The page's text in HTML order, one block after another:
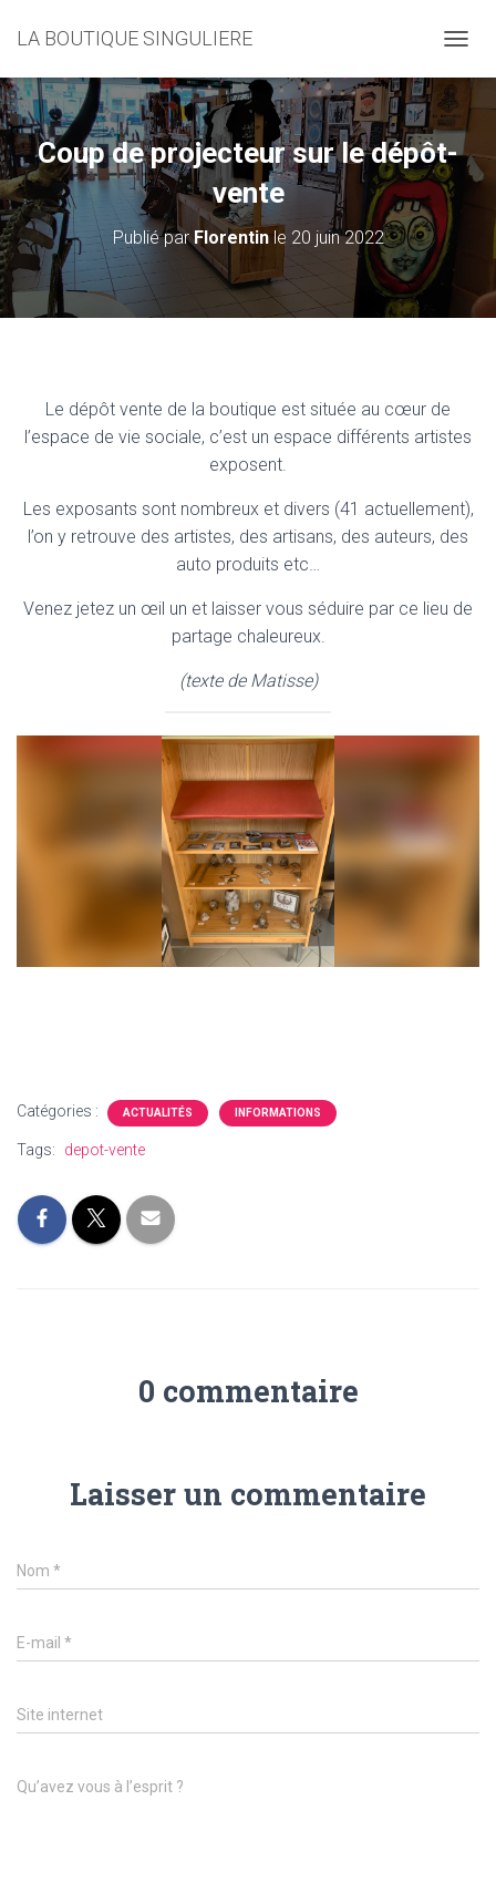
LA BOUTIQUE SINGULIERE
É
P
E
N
Coup de projecteur sur le dépôt-
vente
Publié parFlorentinle 20 juin 2022
Le dépôt vente de la boutique est située au cœur de
l’espace de vie sociale, c’est un espace différents artistes
exposent.
Les exposants sont nombreux et divers (41 actuellement),
l’on y retrouve des artistes, des artisans, des auteurs, des
auto produits etc…
Venez jetez un œil un et laisser vous séduire par ce lieu de
partage chaleureux.
(texte de Matisse)
Catégories : ACTUALITÉS INFORMATIONS
Tags: depot-vente
0 commentaire
Laisser un commentaire
Nom *
E-mail *
Site internet
Qu’avez vous à l’esprit ?